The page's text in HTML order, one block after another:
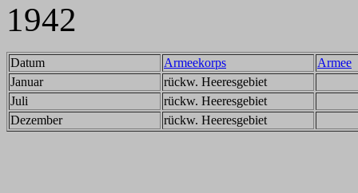
1942
Datum Armeekorps
Armee
Januar
rückw. Heeresgebiet
Juli
rückw. Heeresgebiet
Dezember
rückw. Heeresgebiet